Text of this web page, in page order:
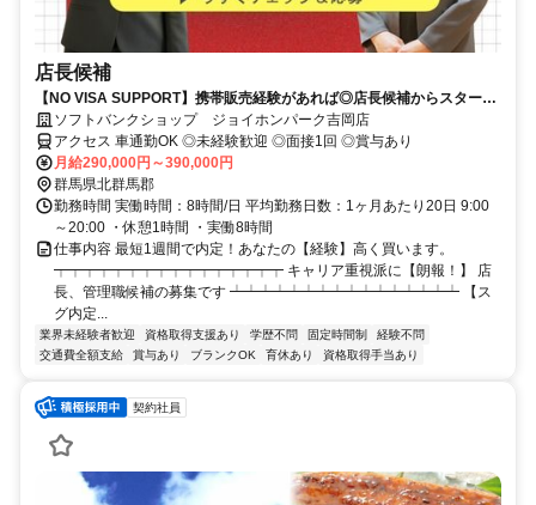
店長候補
【NO VISA SUPPORT】携帯販売経験があれば◎店長候補からスタート
【残業少なめ＆週休二日制】
ソフトバンクショップ ジョイホンパーク吉岡店
アクセス 車通勤OK ◎未経験歓迎 ◎面接1回 ◎賞与あり
月給290,000円～390,000円
群馬県北群馬郡
勤務時間 実働時間：8時間/日 平均勤務日数：1ヶ月あたり20日 9:00
～20:00 ・休憩1時間 ・実働8時間
仕事内容 最短1週間で内定！あなたの【経験】高く買います。
┯┯┯┯┯┯┯┯┯┯┯┯┯┯┯┯ キャリア重視派に【朗報！】 店
長、管理職候補の募集です ┷┷┷┷┷┷┷┷┷┷┷┷┷┷┷┷ 【ス
グ内定...
業界未経験者歓迎 資格取得支援あり 学歴不問 固定時間制
経験不問
交通費全額支給
賞与あり ブランクOK 育休あり 資格取得手当あり
契約社員